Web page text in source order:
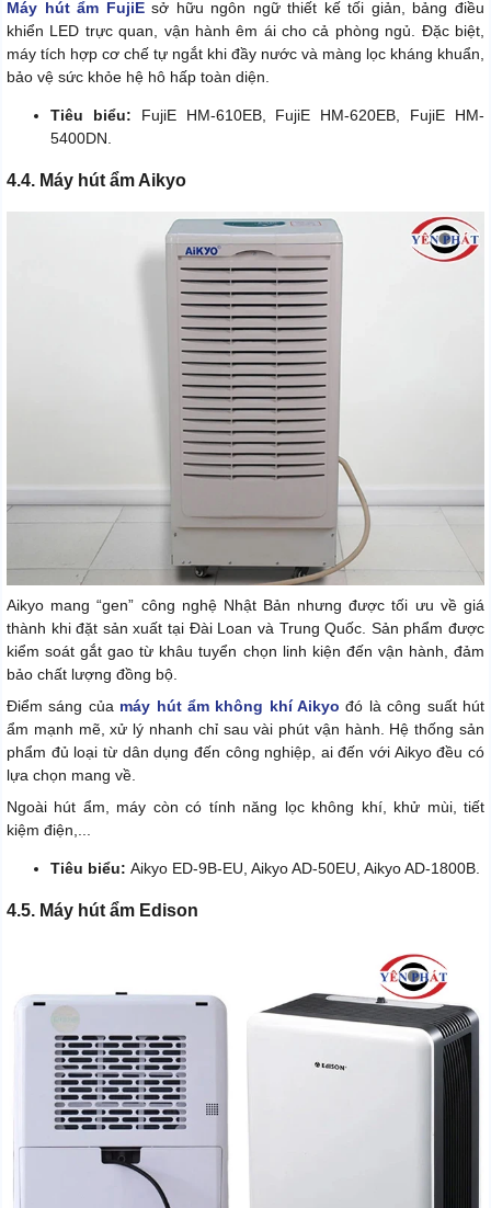
Máy hút ẩm FujiEsở hữu ngôn ngữ thiết kế tối giản, bảng điều
khiển LED trực quan, vận hành êm ái cho cả phòng ngủ. Đặc biệt,
máy tích hợp cơ chế tự ngắt khi đầy nước và màng lọc kháng khuẩn,
bảo vệ sức khỏe hệ hô hấp toàn diện.
Tiêu biểu: FujiE HM-610EB, FujiE HM-620EB, FujiE HM-
5400DN.
4.4. Máy hút ẩm Aikyo
Aikyo mang “gen” công nghệ Nhật Bản nhưng được tối ưu về giá
thành khi đặt sản xuất tại Đài Loan và Trung Quốc. Sản phẩm được
kiểm soát gắt gao từ khâu tuyển chọn linh kiện đến vận hành, đảm
bảo chất lượng đồng bộ.
Điểm sáng của máy hút ẩm không khí Aikyo đó là công suất hút
ẩm mạnh mẽ, xử lý nhanh chỉ sau vài phút vận hành. Hệ thống sản
phẩm đủ loại từ dân dụng đến công nghiệp, ai đến với Aikyo đều có
lựa chọn mang về.
Ngoài hút ẩm, máy còn có tính năng lọc không khí, khử mùi, tiết
kiệm điện,...
Tiêu biểu: Aikyo ED-9B-EU, Aikyo AD-50EU, Aikyo AD-1800B.
4.5. Máy hút ẩm Edison